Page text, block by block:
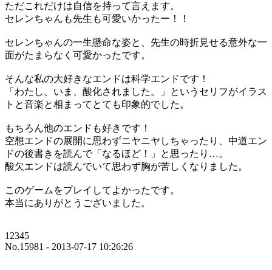
ただこれだけは自信を持って言えます。
セレンちゃんも先生も可愛いかったー！！
セレンちゃんの一生懸命な姿と、先生の時折見せる意外な一
面がたまらなく可愛かったです。
そんな私の大好きなエンドは科学エンドです！
「わたし、いま、酸化されました。」というセリフがイラス
トと音楽と相まってとても印象的でした。
もちろん他のエンドも好きです！
空想エンドの展開に思わずニヤニヤしちゃったり、中道エン
ドの後書きを読んで「なるほど！」と思ったり…。
酸欠エンドは読んでいて思わず胸が苦しくなりました。
このゲームをプレイしてよかったです。
本当にありがとうございました。
12345
No.15981 - 2013-07-17 10:26:26